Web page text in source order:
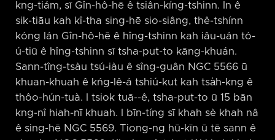
kng-tiám, sī Gîn-hô-hē ê tsiân-kíng-tshinn. In ê
sik-tiāu kah kî-tha sing-hē sio-siâng, thê-tshínn
kóng lán Gîn-hô-hē ê hîng-tshinn kah iâu-uán tó-
ú-tiū ê hîng-tshinn sī tsha-put-to kāng-khuán.
Sann-tîng-tsàu tsú-iàu ê sîng-guân NGC 5566 ū
khuan-khuah ê kńg-lê-á tshiú-kut kah tsa̍h-kng ê
thôo-hún-tuà. I tsiok tuā-⁠-ê, tsha-put-to ū 15 bān
kng-nî hiah-nī khuah. I bīn-tíng sī khah sè khah nâ
ê sing-hē NGC 5569. Tiong-ng hū-kīn ū tē sann ê